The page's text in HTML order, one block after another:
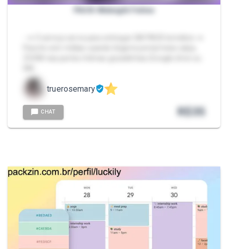
PACK Midnight Feline
truerosemary
CHAT R$35